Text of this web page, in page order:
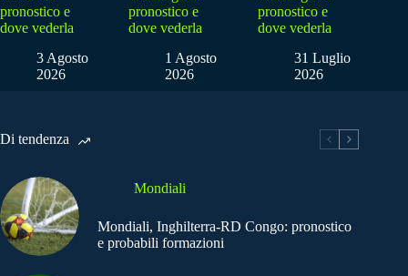
pronostico e
dove vederla
3 Agosto
2026
pronostico e
dove vederla
1 Agosto
2026
pronostico e
dove vederla
31 Luglio
2026
Di tendenza
Mondiali
Mondiali, Inghilterra-RD Congo: pronostico
e probabili formazioni